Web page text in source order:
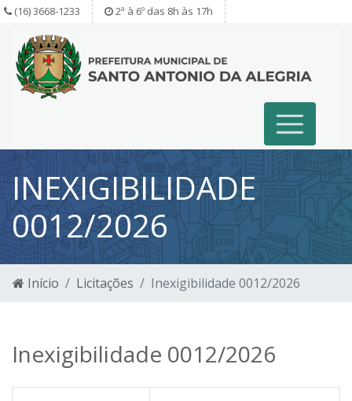
(16) 3668-1233 2ª à 6º das 8h às 17h
INEXIGIBILIDADE
0012/2026
Início Licitações Inexigibilidade 0012/2026
Inexigibilidade 0012/2026